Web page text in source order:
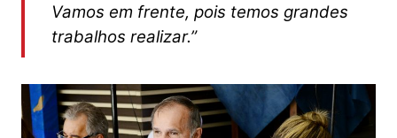
Vamos em frente, pois temos grandes
trabalhos realizar.”